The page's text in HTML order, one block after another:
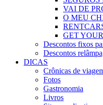
VAI DE
O MEU
GET
Descontos fixos
Descontos
DICAS
Crônicas de
Fotos
Gastronomia
Livros